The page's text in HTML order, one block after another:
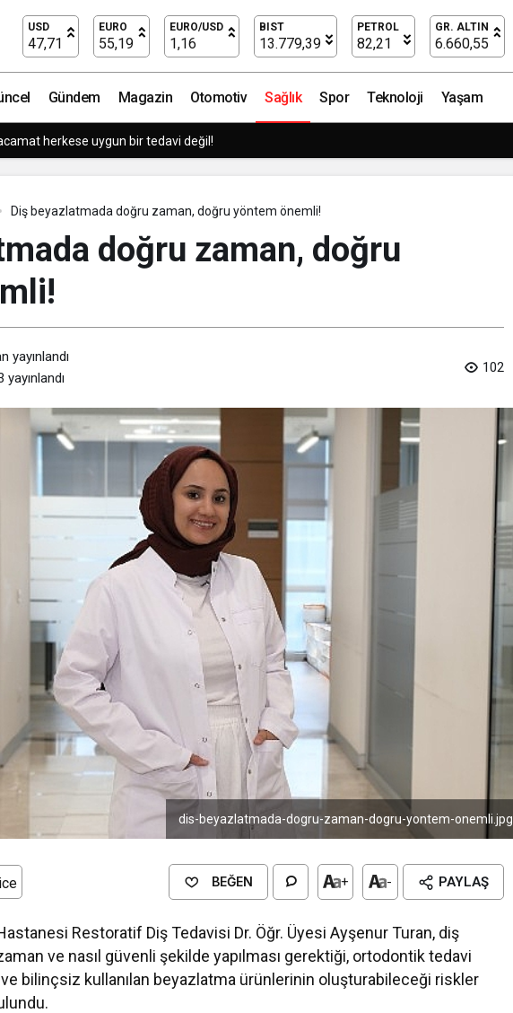
USD
47,71
EURO
55,19
EURO/USD
1,16
BIST
13.779,39
PETROL
82,21
GR. ALTIN
6.660,55
Gündem Magazin Otomotiv Sağlık Spor Teknoloji Yaşam
Küçük işletmeler büyük siber risklerle karşı karşıya
Diş beyazlatmada doğru zaman, doğru yöntem önemli!
doğru zaman, doğru
yayınlandı
yayınlandı
102
dis-beyazlatmada-dogru-zaman-dogru-yontem-onemli.jpg
BEĞEN + - PAYLAŞ
Restoratif Diş Tedavisi Dr. Öğr. Üyesi Ayşenur Turan, diş
ve nasıl güvenli şekilde yapılması gerektiği, ortodontik tedavi
bilinçsiz kullanılan beyazlatma ürünlerinin oluşturabileceği riskler
ilişkileri güçlendiriyor!